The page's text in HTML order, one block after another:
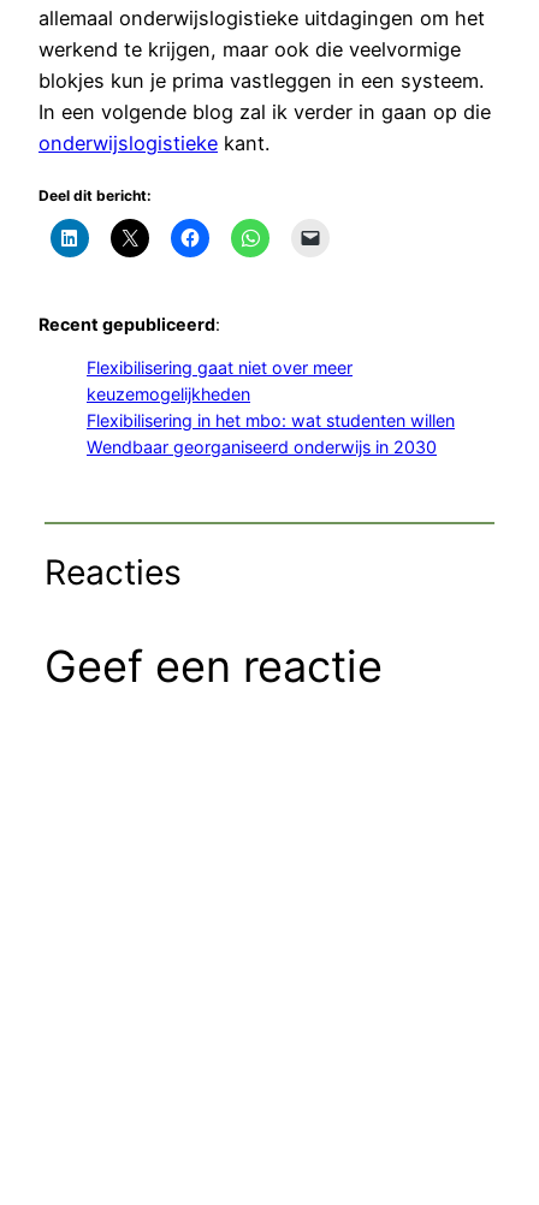
allemaal onderwijslogistieke uitdagingen om het
werkend te krijgen, maar ook die veelvormige
blokjes kun je prima vastleggen in een systeem.
In een volgende blog zal ik verder in gaan op die
onderwijslogistieke kant.
Deel dit bericht:
Recent gepubliceerd:
Flexibilisering gaat niet over meer
keuzemogelijkheden
Flexibilisering in het mbo: wat studenten willen
Wendbaar georganiseerd onderwijs in 2030
Reacties
Geef een reactie